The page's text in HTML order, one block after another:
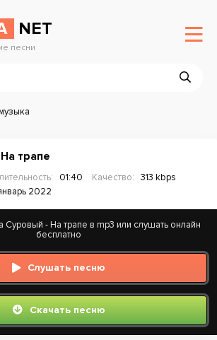
NET
песни
трапе
01:40 Качество:
313 kbps
2022
Суровый - На трапе в mp3 или слушать онлайн
бесплатно
Слушать песню
Скачать песню